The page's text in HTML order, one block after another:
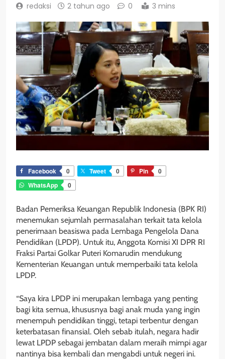
redaksi 2 tahun ago 0 3 mins
Facebook 0 Tweet 0 Pin
0
WhatsApp
0
Badan Pemeriksa Keuangan Republik Indonesia (BPK RI)
menemukan sejumlah permasalahan terkait tata kelola
penerimaan beasiswa pada Lembaga Pengelola Dana
Pendidikan (LPDP). Untuk itu, Anggota Komisi XI DPR RI
Fraksi Partai Golkar Puteri Komarudin mendukung
Kementerian Keuangan untuk memperbaiki tata kelola
LPDP.
“Saya kira LPDP ini merupakan lembaga yang penting
bagi kita semua, khususnya bagi anak muda yang ingin
menempuh pendidikan tinggi, tetapi terbentur dengan
keterbatasan finansial. Oleh sebab itulah, negara hadir
lewat LPDP sebagai jembatan dalam meraih mimpi agar
nantinya bisa kembali dan mengabdi untuk negeri ini.